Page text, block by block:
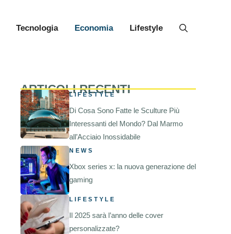
Tecnologia Economia Lifestyle
ARTICOLI RECENTI
LIFESTYLE
Di Cosa Sono Fatte le Sculture Più
Interessanti del Mondo? Dal Marmo
all’Acciaio Inossidabile
NEWS
Xbox series x: la nuova generazione del
gaming
LIFESTYLE
Il 2025 sarà l’anno delle cover
personalizzate?